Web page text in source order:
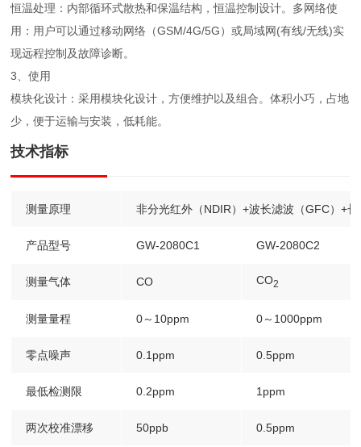
恒温处理：内部循环式散热和保温结构，恒温控制设计。多网络使
用：用户可以通过移动网络（GSM/4G/5G）或局域网(有线/无线)实
现远程控制及故障诊断。
3、使用
模块化设计：采用模块化设计，方便维护以及组合。体积小巧，占地
少，便于运输与安装，低耗能。
技术指标
测量原理 非分光红外（NDIR）+波长滤波（GFC）+
产品型号 GW-2080C1 GW-2080C2
测量气体 CO CO2
测量量程 0～10ppm 0～1000ppm
零点噪声 0.1ppm 0.5ppm
最低检测限 0.2ppm 1ppm
两次校准漂移 50ppb 0.5ppm